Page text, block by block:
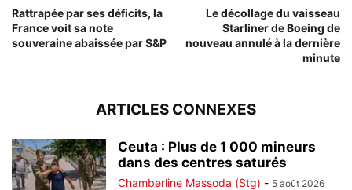
Rattrapée par ses déficits, la
France voit sa note
souveraine abaissée par S&P
Le décollage du vaisseau
Starliner de Boeing de
nouveau annulé à la dernière
minute
ARTICLES CONNEXES
Ceuta : Plus de 1 000 mineurs
dans des centres saturés
Chamberline Massoda (Stg) - 5 août 2026